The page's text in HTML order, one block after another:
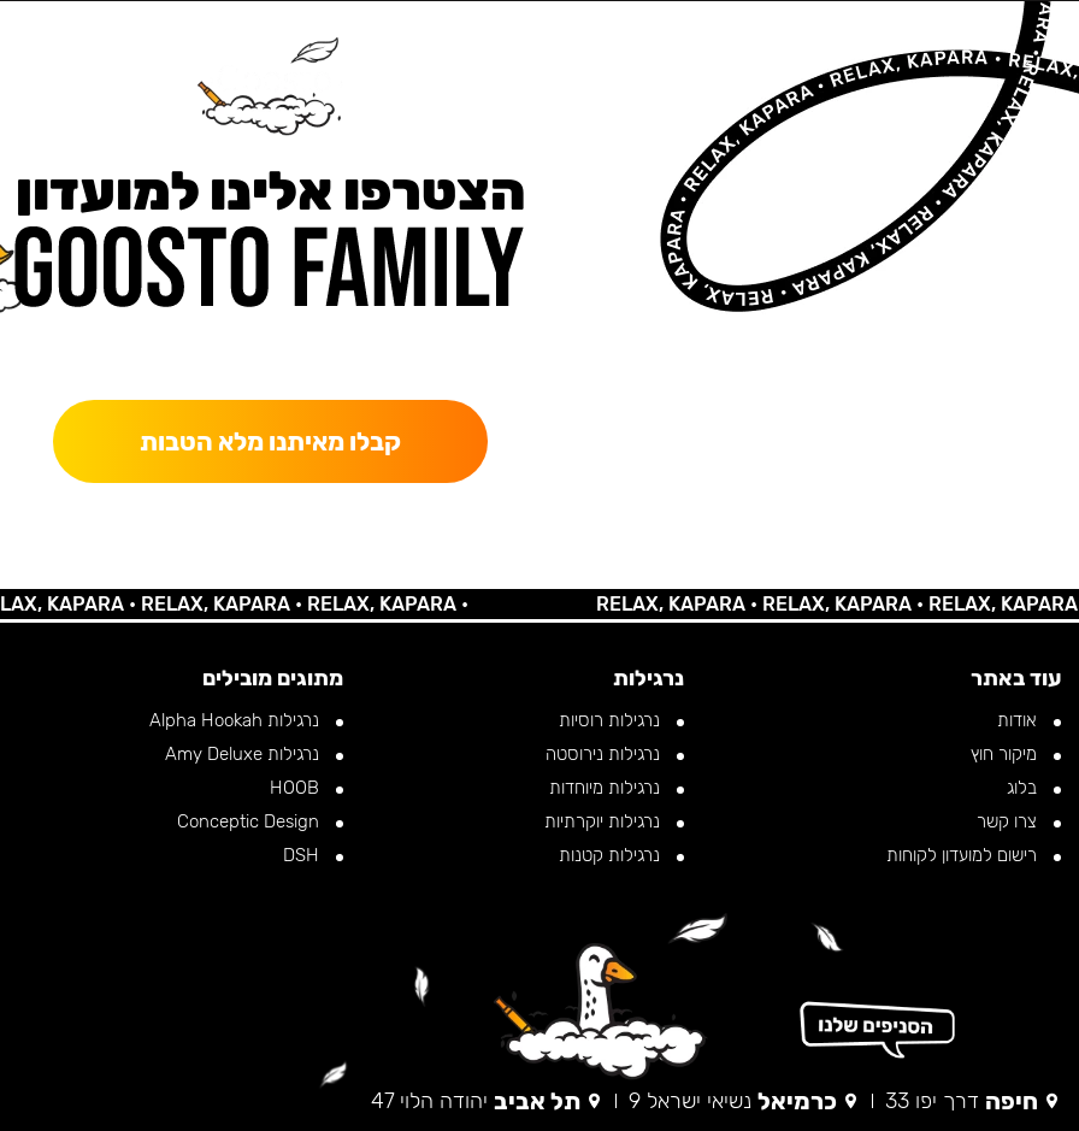
הצטרפו אלינו למועדון
קבלו מאיתנו מלא הטבות
•RELAX, KAPARA •RELAX, KAPARA • RELAX, KAPARA •RELAX, KAPARA •RELAX, KAPARA •
עוד באתר
אודות
מיקור חוץ
בלוג
צרו קשר
רישום למועדון לקוחות
נרגילות
נרגילות רוסיות
נרגילות נירוסטה
נרגילות מיוחדות
נרגילות יוקרתיות
נרגילות קטנות
מתוגים מובילים
נרגילות Alpha Hookah
נרגילות Amy Deluxe
חיפה דרך יפו 33 כרמיאל נשיאי ישראל 9 תל אביב יהודה הלוי 47